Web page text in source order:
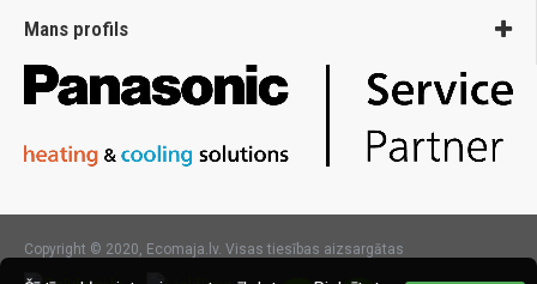
Mans profils
Copyright © 2020, Ecomaja.lv. Visas tiesības aizsargātas